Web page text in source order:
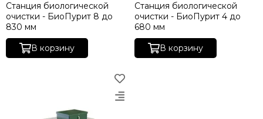
Станция биологической
очистки - БиоПурит 8 до
830 мм
В корзину
Станция биологической
очистки - БиоПурит 4 до
680 мм
В корзину